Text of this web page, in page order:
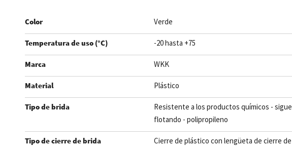
Color Verde
Temperatura de uso (°C) -20 hasta +75
Marca WKK
Material Plástico
Tipo de brida
Resistente a los productos químicos - sigue
flotando - polipropileno
Tipo de cierre de brida
Cierre de plástico con lengüeta de cierre de